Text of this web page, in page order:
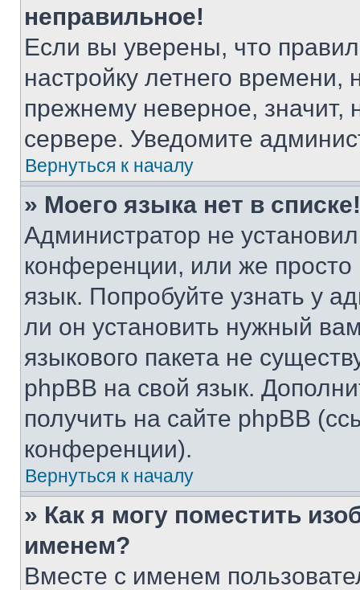
неправильное!
Если вы уверены, что
настройку летнего
прежнему неверное, значит,
сервере. Уведомите
Вернуться к началу
» Моего языка нет в списке!
Администратор не
конференции, или же
язык. Попробуйте узнать у
ли он установить нужный
языкового пакета не
phpBB на свой язык.
получить на сайте phpBB
конференции).
Вернуться к началу
» Как я могу поместить
именем?
Вместе с именем